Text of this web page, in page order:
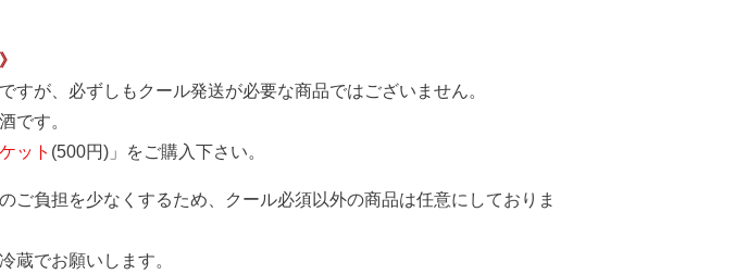
すが、必ずしもクール発送が必要な商品ではございません。
です。
ット (500円)」をご購入下さい。
ご負担を少なくするため、クール必須以外の商品は任意にしておりま
蔵でお願いします。